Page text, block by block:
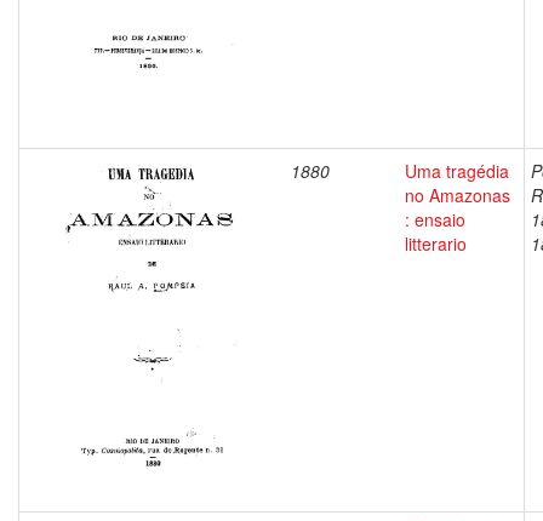
1880
Uma tragédia
no Amazonas
: ensaio
litterario